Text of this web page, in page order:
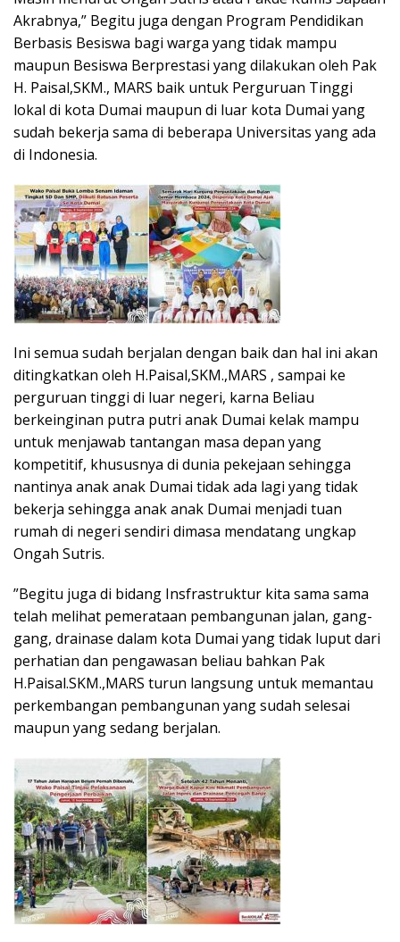
Akrabnya,” Begitu juga dengan Program Pendidikan
Berbasis Besiswa bagi warga yang tidak mampu
maupun Besiswa Berprestasi yang dilakukan oleh Pak
H. Paisal,SKM., MARS baik untuk Perguruan Tinggi
lokal di kota Dumai maupun di luar kota Dumai yang
sudah bekerja sama di beberapa Universitas yang ada
di Indonesia.
Ini semua sudah berjalan dengan baik dan hal ini akan
ditingkatkan oleh H.Paisal,SKM.,MARS , sampai ke
perguruan tinggi di luar negeri, karna Beliau
berkeinginan putra putri anak Dumai kelak mampu
untuk menjawab tantangan masa depan yang
kompetitif, khususnya di dunia pekejaan sehingga
nantinya anak anak Dumai tidak ada lagi yang tidak
bekerja sehingga anak anak Dumai menjadi tuan
rumah di negeri sendiri dimasa mendatang ungkap
Ongah Sutris.
”Begitu juga di bidang Insfrastruktur kita sama sama
telah melihat pemerataan pembangunan jalan, gang-
gang, drainase dalam kota Dumai yang tidak luput dari
perhatian dan pengawasan beliau bahkan Pak
H.Paisal.SKM.,MARS turun langsung untuk memantau
perkembangan pembangunan yang sudah selesai
maupun yang sedang berjalan.